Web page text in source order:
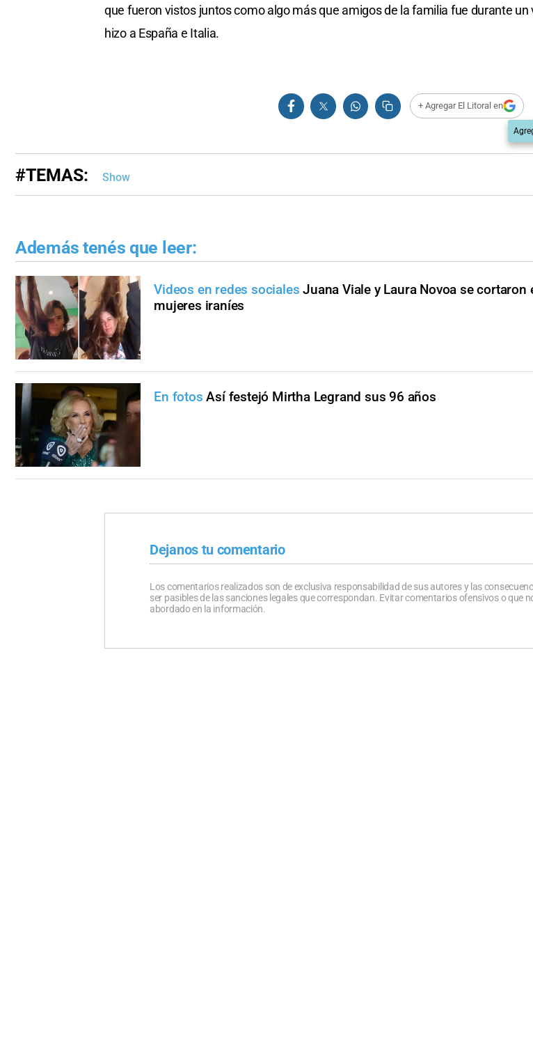
que fueron vistos juntos como algo más que amigos de la familia fue durante un
hizo a España e Italia.
+ Agregar El Litoral en
#TEMAS: Show
Además tenés que leer:
Videos en redes sociales Juana Viale y Laura Novoa se cortaron
mujeres iraníes
En fotos Así festejó Mirtha Legrand sus 96 años
Dejanos tu comentario
Los comentarios realizados son de exclusiva responsabilidad de sus autores y las
ser pasibles de las sanciones legales que correspondan. Evitar comentarios ofensivos o que
abordado en la información.